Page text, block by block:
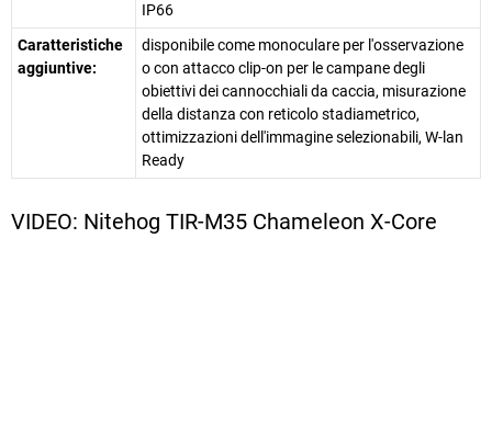
IP66
Caratteristiche
aggiuntive:
disponibile come monoculare per l'osservazione
o con attacco clip-on per le campane degli
obiettivi dei cannocchiali da caccia, misurazione
della distanza con reticolo stadiametrico,
ottimizzazioni dell'immagine selezionabili, W-lan
Ready
VIDEO: Nitehog TIR-M35 Chameleon X-Core